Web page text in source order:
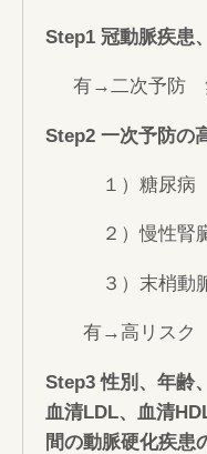
Step1 冠動脈疾患
有→二次予防
Step2 一次予防の
１）糖尿病
２）慢性腎臓
３）末梢動脈
有→高リスク
Step3 性別、年齢
血清LDL、血清
間の動脈硬化疾患